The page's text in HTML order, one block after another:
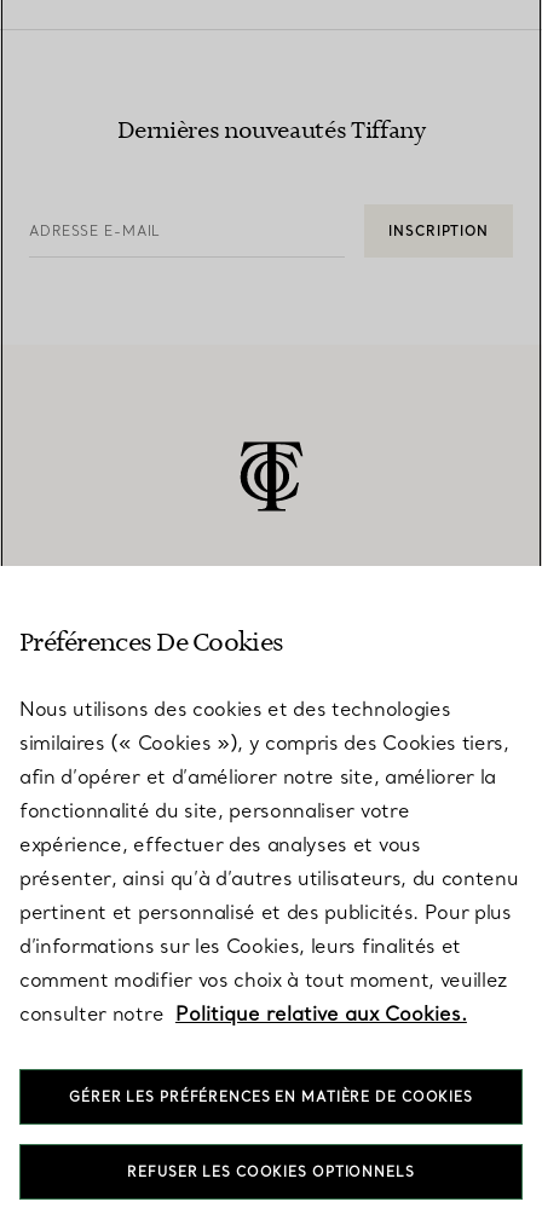
Dernières nouveautés Tiffany
ADRESSE E-MAIL INSCRIPTION
SERVICES
À PROPOS
QUESTIONS LÉGALES
SUIVEZ-NOUS
T&Co. 2026
Préférences De Cookies
Nous utilisons des cookies et des technologies
similaires (« Cookies »), y compris des Cookies tiers,
afin d’opérer et d’améliorer notre site, améliorer la
fonctionnalité du site, personnaliser votre
expérience, effectuer des analyses et vous
présenter, ainsi qu’à d’autres utilisateurs, du contenu
pertinent et personnalisé et des publicités. Pour plus
d’informations sur les Cookies, leurs finalités et
comment modifier vos choix à tout moment, veuillez
consulter notre Politique relative aux Cookies.
GÉRER LES PRÉFÉRENCES EN MATIÈRE DE COOKIES
REFUSER LES COOKIES OPTIONNELS